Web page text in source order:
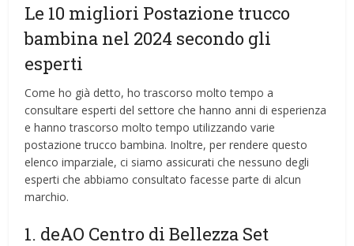
Le 10 migliori Postazione trucco
bambina nel 2024 secondo gli
esperti
Come ho già detto, ho trascorso molto tempo a
consultare esperti del settore che hanno anni di esperienza
e hanno trascorso molto tempo utilizzando varie
postazione trucco bambina. Inoltre, per rendere questo
elenco imparziale, ci siamo assicurati che nessuno degli
esperti che abbiamo consultato facesse parte di alcun
marchio.
1. deAO Centro di Bellezza Set